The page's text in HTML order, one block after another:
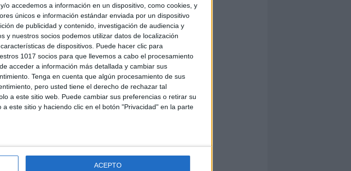
o accedemos a información en un dispositivo, como cookies, y
únicos e información estándar enviada por un dispositivo
de publicidad y contenido, investigación de audiencia y
y nuestros socios podemos utilizar datos de localización
de dispositivos. Puede hacer clic para
1017 socios para que llevemos a cabo el procesamiento
acceder a información más detallada y cambiar sus
Tenga en cuenta que algún procesamiento de sus
pero usted tiene el derecho de rechazar tal
a este sitio web. Puede cambiar sus preferencias o retirar su
este sitio y haciendo clic en el botón "Privacidad" en la parte
ACEPTO